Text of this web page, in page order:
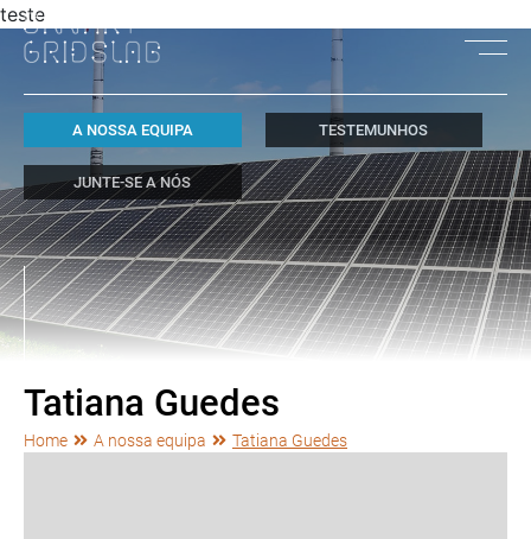
A NOSSA EQUIPA TESTEMUNHOS
JUNTE-SE A NÓS
teste
Tatiana Guedes
Home A nossa equipa Tatiana Guedes